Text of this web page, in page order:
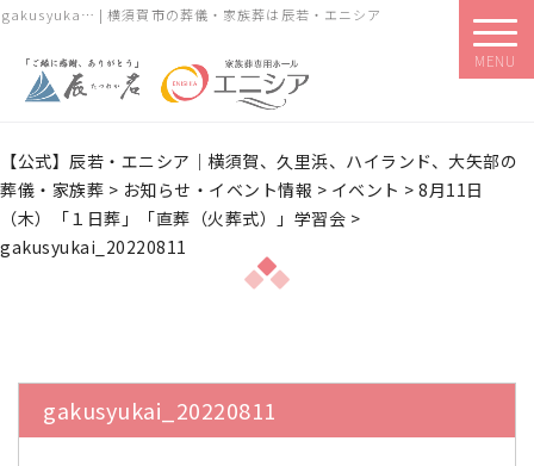
gakusyuka… | 横須賀市の葬儀・家族葬は辰若・エニシア
MENU
【公式】辰若・エニシア｜横須賀、久里浜、ハイランド、大矢部の
葬儀・家族葬 > お知らせ・イベント情報 > イベント > 8月11日
（木）「１日葬」「直葬（火葬式）」学習会 >
gakusyukai_20220811
gakusyukai_20220811